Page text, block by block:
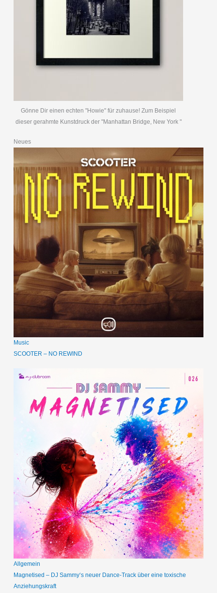
Gönne Dir einen echten "Howie" für zuhause! Zum Beispiel
dieser gerahmte Kunstdruck der "Manhattan Bridge, New York "
Neues
Music
SCOOTER – NO REWIND
Allgemein
Magnetised – DJ Sammy‘s neuer Dance-Track über eine toxische
Anziehungskraft